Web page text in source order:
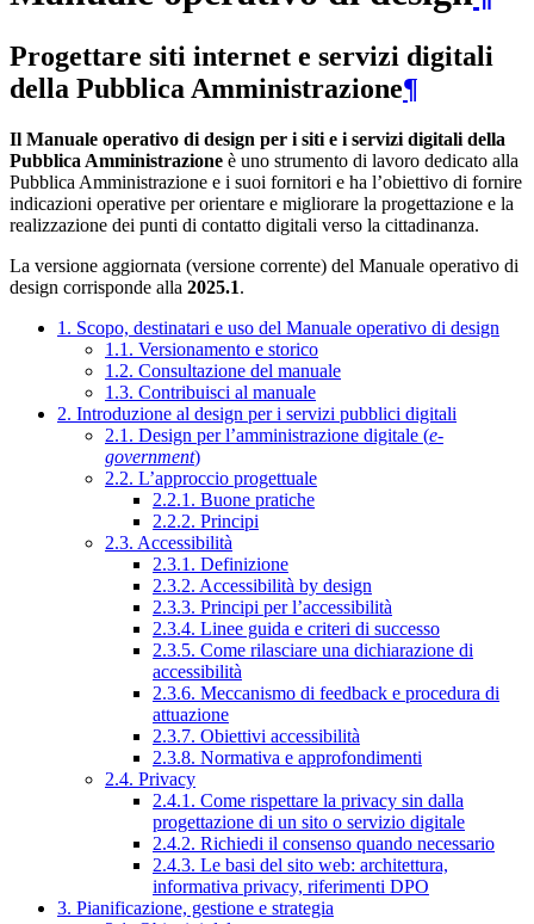
Progettare siti internet e servizi digitali
della Pubblica Amministrazione¶
Il Manuale operativo di design per i siti e i servizi digitali della
Pubblica Amministrazione è uno strumento di lavoro dedicato alla
Pubblica Amministrazione e i suoi fornitori e ha l’obiettivo di fornire
indicazioni operative per orientare e migliorare la progettazione e la
realizzazione dei punti di contatto digitali verso la cittadinanza.
La versione aggiornata (versione corrente) del Manuale operativo di
design corrisponde alla 2025.1.
1. Scopo, destinatari e uso del Manuale operativo di design
1.1. Versionamento e storico
1.2. Consultazione del manuale
1.3. Contribuisci al manuale
2. Introduzione al design per i servizi pubblici digitali
2.1. Design per l’amministrazione digitale (e-
government)
2.2. L’approccio progettuale
2.2.1. Buone pratiche
2.2.2. Principi
2.3. Accessibilità
2.3.1. Definizione
2.3.2. Accessibilità by design
2.3.3. Principi per l’accessibilità
2.3.4. Linee guida e criteri di successo
2.3.5. Come rilasciare una dichiarazione di
accessibilità
2.3.6. Meccanismo di feedback e procedura di
attuazione
2.3.7. Obiettivi accessibilità
2.3.8. Normativa e approfondimenti
2.4. Privacy
2.4.1. Come rispettare la privacy sin dalla
progettazione di un sito o servizio digitale
2.4.2. Richiedi il consenso quando necessario
2.4.3. Le basi del sito web: architettura,
informativa privacy, riferimenti DPO
3. Pianificazione, gestione e strategia